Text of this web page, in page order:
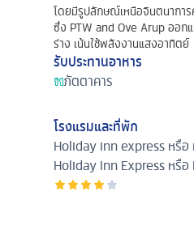
โดยมีรูปลักษณ์เหนือจินตนากา
ซึ่ง PTW and Ove Arup ออก
ร่าง เน้นใช้พลังงานแสงอาทิตย์
รับประทานอาหาร
ภัตตาคาร
โรงแรมและที่พัก
Holiday inn express หรือ
Holiday Inn Express หรือ